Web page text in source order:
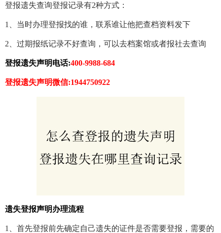
登报遗失查询登报记录有2种方式：
1、当时办理登报找的谁，联系谁让他把查档资料发下
2、过期报纸记录不好查询，可以去档案馆或者报社去查询
登报遗失声明电话:400-9988-684
登报遗失声明微信:1944750922
遗失登报声明办理流程
1、首先登报前先确定自己遗失的证件是否需要登报，需要的